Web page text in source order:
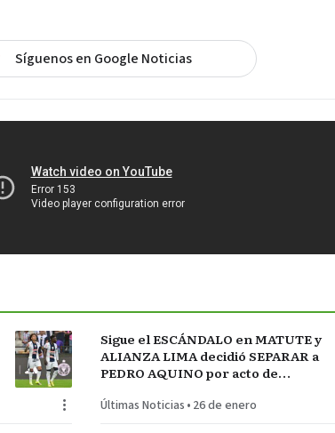
Síguenos en Google Noticias
Sigue el ESCÁNDALO en MATUTE y
ALIANZA LIMA decidió SEPARAR a
PEDRO AQUINO por acto de
Últimas Noticias • 26 de enero